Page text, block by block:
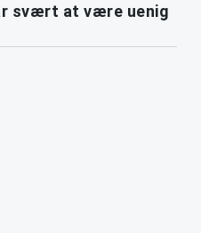
svært at være uenig